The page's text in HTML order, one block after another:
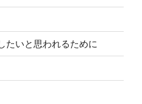
たいと思われるために